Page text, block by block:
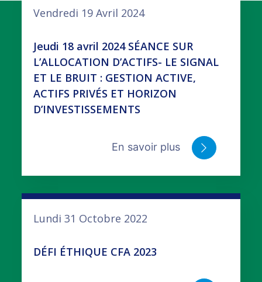
Vendredi 19 Avril 2024
Jeudi 18 avril 2024 SÉANCE SUR
L’ALLOCATION D’ACTIFS- LE SIGNAL
ET LE BRUIT : GESTION ACTIVE,
ACTIFS PRIVÉS ET HORIZON
D’INVESTISSEMENTS
En savoir plus
Lundi 31 Octobre 2022
DÉFI ÉTHIQUE CFA 2023